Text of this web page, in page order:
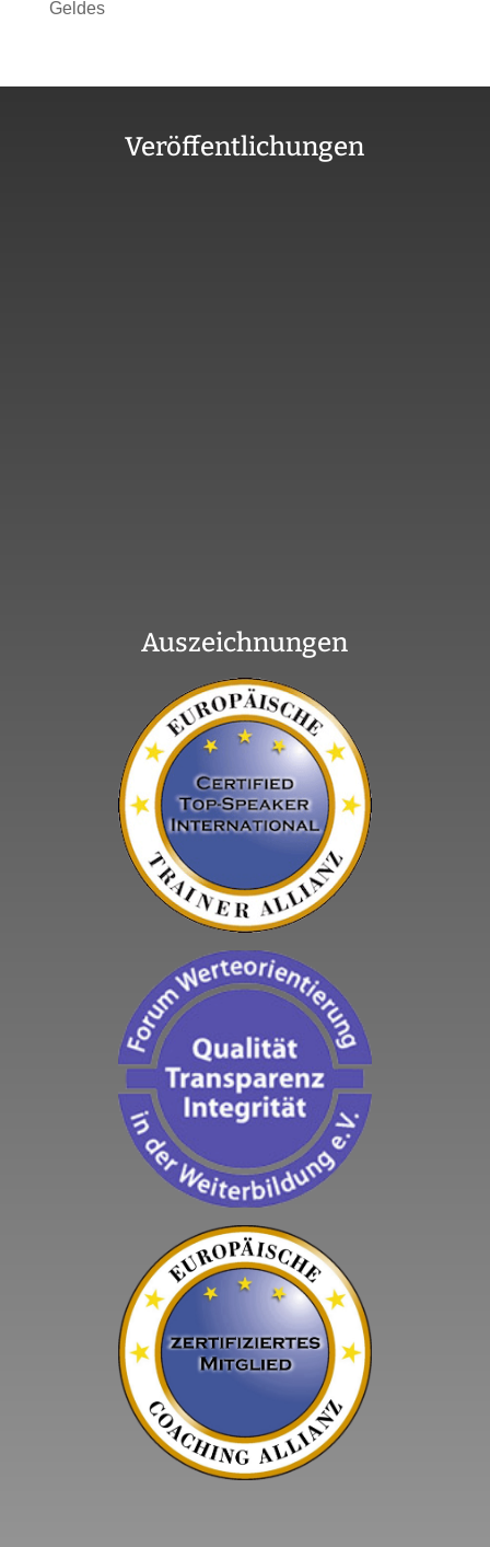
Geldes
Veröffentlichungen
Auszeichnungen